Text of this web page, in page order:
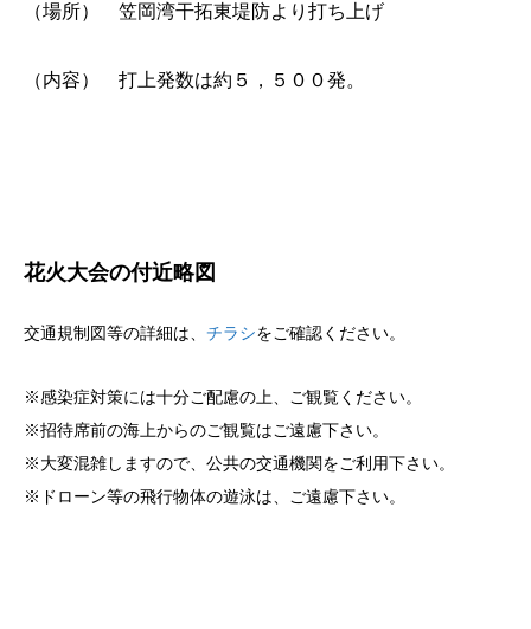
（場所） 笠岡湾干拓東堤防より打ち上げ
（内容） 打上発数は約５，５００発。
花火大会の付近略図
交通規制図等の詳細は、 チラシをご確認ください。
※感染症対策には十分ご配慮の上、ご観覧ください。
※招待席前の海上からのご観覧はご遠慮下さい。
※大変混雑しますので、公共の交通機関をご利用下さい。
※ドローン等の飛行物体の遊泳は、ご遠慮下さい。